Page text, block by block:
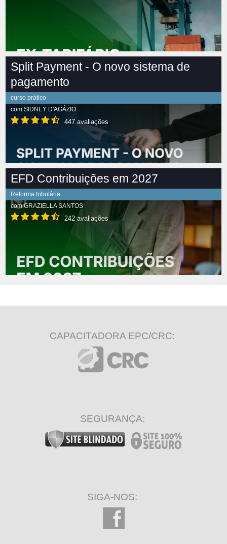
Split Payment - O novo sistema de
pagamento
curso prático
com SIDNEY D'AGÁZIO
447 avaliações
EFD Contribuições em 2027
Reforma tributária
comGRAZIELLA SANTOS
242 avaliações
CAPACITADORA EPC/CRC:
SEGURANÇA:
SIGA-NOS: